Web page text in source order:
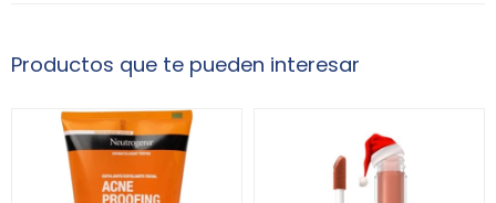
Productos que te pueden interesar